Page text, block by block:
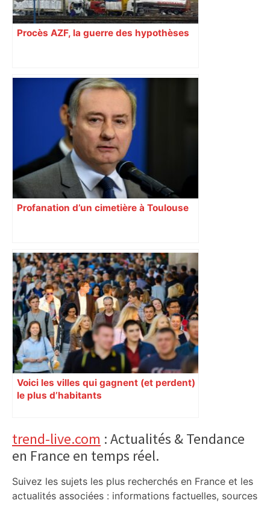
Procès AZF, la guerre des hypothèses
Profanation d’un cimetière à Toulouse
Voici les villes qui gagnent (et perdent)
le plus d’habitants
Primary
Sidebar
trend-live.com : Actualités & Tendance
en France en temps réel.
Suivez les sujets les plus recherchés en France et les
actualités associées : informations factuelles, sources